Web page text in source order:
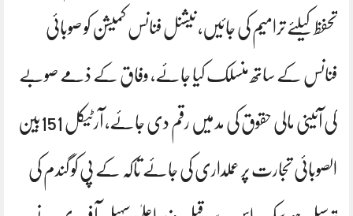
تحفظ کیلئے ترامیم کی جائیں، نیشنل فنانس کمیشن کو صوبائی
فنانس کے ساتھ منسلک کیا جائے، وفاق کے ذمے صوبے
کی آئینی مالی حقوق کی مد میں رقم دی جائے، آرٹیکل 151بین
الصوبائی تجارت پر عملداری کی جائے تاکہ کے پی کو گندم کی